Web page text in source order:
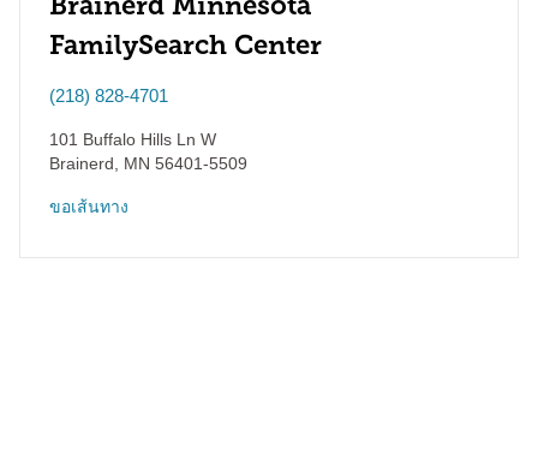
FamilySearch Center
(218) 828-4701
101 Buffalo Hills Ln W
Brainerd
MN 56401-5509
ขอเส้นทาง